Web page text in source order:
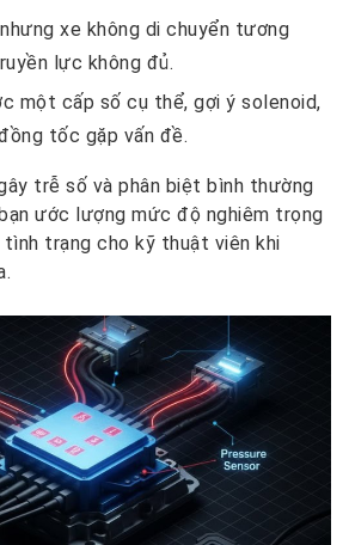
xe không di chuyển tương
lực không đủ.
một cấp số cụ thể, gợi ý solenoid,
tốc gặp vấn đề.
trễ số và phân biệt bình thường
ước lượng mức độ nghiêm trọng
trạng cho kỹ thuật viên khi